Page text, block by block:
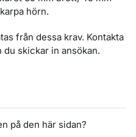
hörn.
från dessa krav. Kontakta
skickar in ansökan.
på den här sidan?